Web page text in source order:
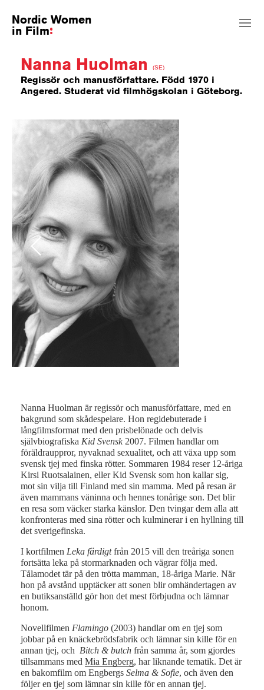
Nordic Women
in Film
Nanna Huolman (SE)
Regissör och manusförfattare. Född 1970 i
Angered. Studerat vid filmhögskolan i Göteborg.
Previous
Nanna Huolman är regissör och manusförfattare, med en
bakgrund som skådespelare. Hon regidebuterade i
långfilmsformat med den prisbelönade och delvis
självbiografiska Kid Svensk2007. Filmen handlar om
föräldrauppror, nyvaknad sexualitet, och att växa upp som
svensk tjej med finska rötter. Sommaren 1984 reser 12-åriga
Kirsi Ruotsalainen, eller Kid Svensk som hon kallar sig,
mot sin vilja till Finland med sin mamma. Med på resan är
även mammans väninna och hennes tonårige son. Det blir
en resa som väcker starka känslor. Den tvingar dem alla att
konfronteras med sina rötter och kulminerar i en hyllning till
det sverigefinska.
I kortfilmen Leka färdigtfrån 2015 vill den treåriga sonen
fortsätta leka på stormarknaden och vägrar följa med.
Tålamodet tär på den trötta mamman, 18-åriga Marie. När
hon på avstånd upptäcker att sonen blir omhändertagen av
en butiksanställd gör hon det mest förbjudna och lämnar
honom.
Novellfilmen Flamingo (2003) handlar om en tjej som
jobbar på en knäckebrödsfabrik och lämnar sin kille för en
annan tjej, och Bitch & butch från samma år, som gjordes
tillsammans med Mia Engberg, har liknande tematik. Det är
en bakomfilm om Engbergs Selma & Sofie, och även den
följer en tjej som lämnar sin kille för en annan tjej.